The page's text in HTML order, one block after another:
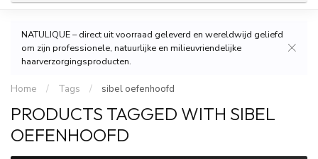
NATULIQUE – direct uit voorraad geleverd en wereldwijd geliefd
om zijn professionele, natuurlijke en milieuvriendelijke
haarverzorgingsproducten.
Home / Tags / sibel oefenhoofd
PRODUCTS TAGGED WITH SIBEL
OEFENHOOFD